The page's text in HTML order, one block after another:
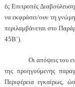
ές Επιτροπές
να εκφράσει/ουν τη
περιλαμβάνεται στο
45Β΄).
Οι απόψεις του
της προηγούμενης
Περιφέρεια εγκαίρως,